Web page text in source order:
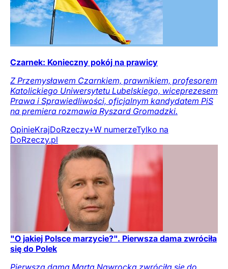
Czarnek: Konieczny pokój na prawicy
Z Przemysławem Czarnkiem, prawnikiem, profesorem
Katolickiego Uniwersytetu Lubelskiego, wiceprezesem
Prawa i Sprawiedliwości, oficjalnym kandydatem PiS
na premiera rozmawia Ryszard Gromadzki.
OpinieKrajDoRzeczy+W numerzeTylko na
DoRzeczy.pl
"O jakiej Polsce marzycie?". Pierwsza dama zwróciła
się do Polek
Pierwsza dama Marta Nawrocka zwróciła się do